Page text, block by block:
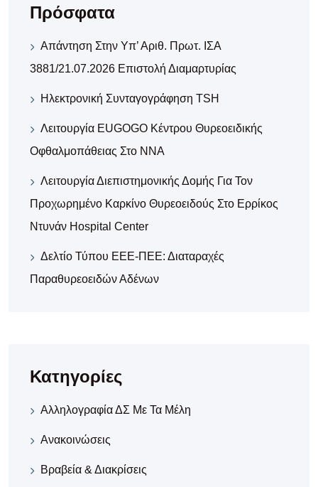
Πρόσφατα
Απάντηση Στην Υπ’ Αριθ. Πρωτ. ΙΣΑ
3881/21.07.2026 Επιστολή Διαμαρτυρίας
Ηλεκτρονική Συνταγογράφηση TSH
Λειτουργία EUGOGO Κέντρου Θυρεοειδικής
Οφθαλμοπάθειας Στο ΝΝΑ
Λειτουργία Διεπιστημονικής Δομής Για Τον
Προχωρημένο Καρκίνο Θυρεοειδούς Στο Ερρίκος
Ντυνάν Hospital Center
Δελτίο Τύπου ΕΕΕ-ΠΕΕ: Διαταραχές
Παραθυρεοειδών Αδένων
Κατηγορίες
Αλληλογραφία ΔΣ Με Τα Μέλη
Ανακοινώσεις
Βραβεία & Διακρίσεις